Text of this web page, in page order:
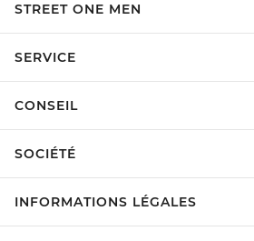
STREET ONE MEN
SERVICE
CONSEIL
SOCIÉTÉ
INFORMATIONS LÉGALES